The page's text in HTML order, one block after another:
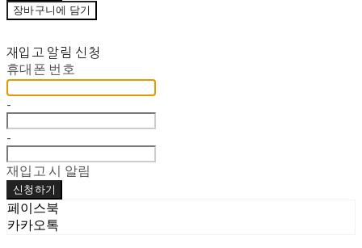
장바구니에 담기
재입고 알림 신청
휴대폰 번호
-
-
재입고 시 알림
신청하기
페이스북
카카오톡